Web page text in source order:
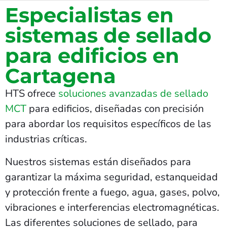
Especialistas en
sistemas de sellado
para edificios en
Cartagena
HTS ofrece soluciones avanzadas de sellado
MCT para edificios, diseñadas con precisión
para abordar los requisitos específicos de las
industrias críticas.
Nuestros sistemas están diseñados para
garantizar la máxima seguridad, estanqueidad
y protección frente a fuego, agua, gases, polvo,
vibraciones e interferencias electromagnéticas.
Las diferentes soluciones de sellado, para